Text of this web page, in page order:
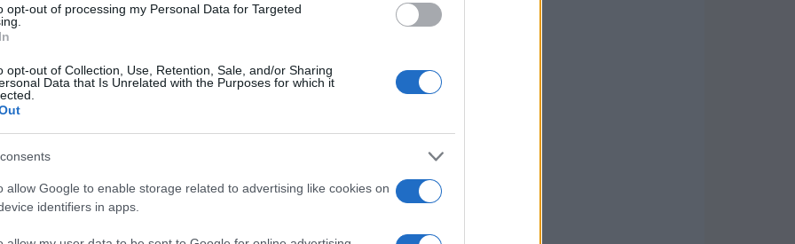
opt-out of processing my Personal Data for Targeted
opt-out of Collection, Use, Retention, Sale, and/or Sharing
Data that Is Unrelated with the Purposes for which it
allow Google to enable storage related to advertising like cookies on
identifiers in apps.
dell’abbigliamento, nata a Fidenza nel
di Cristina Rubini, vanta oggi diverse
nonostante la forte crisi che questo
ad un taglio dei dipendenti. Dal 2000,
dopo anno, diversi prodotti sono stati
pubblico più giovane. Come dimenticare, ad